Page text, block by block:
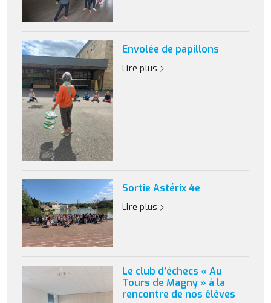
Envolée de papillons
Lire plus
Sortie Astérix 4e
Lire plus
Le club d’échecs « Au
Tours de Magny » à la
rencontre de nos élèves